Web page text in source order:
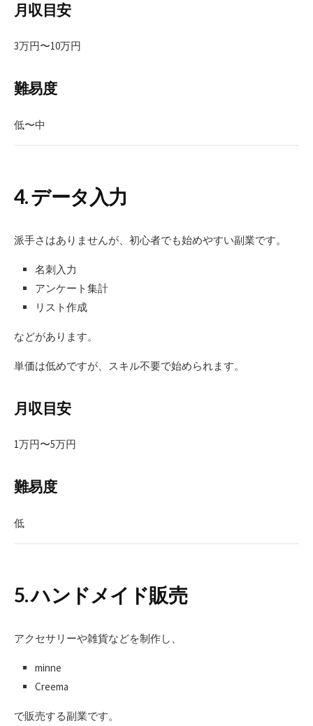
月収目安
3万円〜10万円
難易度
低〜中
4. データ入力
派手さはありませんが、初心者でも始めやすい副業です。
名刺入力
アンケート集計
リスト作成
などがあります。
単価は低めですが、スキル不要で始められます。
月収目安
1万円〜5万円
難易度
低
5. ハンドメイド販売
アクセサリーや雑貨などを制作し、
minne
Creema
で販売する副業です。